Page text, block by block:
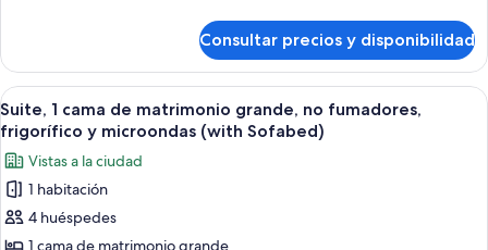
no
fumadores,
frigorífico
estándar,
camas
de
matrimonio,
no
fumadores,
frigorífico
Consultar precios y disponibilidad
Abrir
todas
las
fotos
de
Suite,
Una habitación de hotel moderna
10
Suite, 1 cama de matrimonio grande, no fumadores,
frigorífico y microondas (with Sofabed)
Vistas a la ciudad
1 habitación
4 huéspedes
1 cama de matrimonio grande